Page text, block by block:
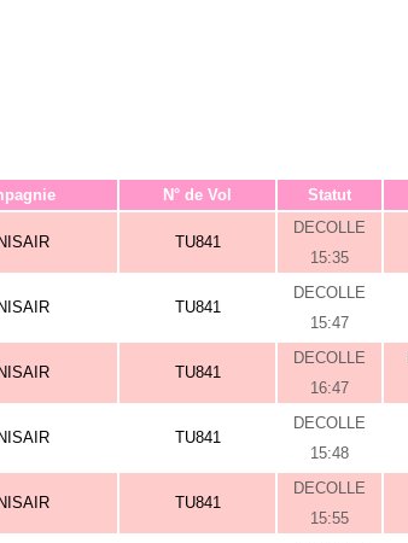
N° de Vol Statut
TU841
DECOLLE
15:35
TU841
DECOLLE
15:47
TU841
DECOLLE
16:47
TU841
DECOLLE
15:48
TU841
DECOLLE
15:55